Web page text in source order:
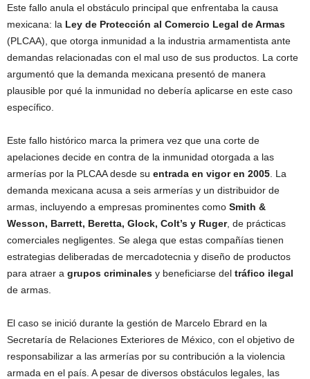
Este fallo anula el obstáculo principal que enfrentaba la causa
mexicana: la Ley de Protección al Comercio Legal de Armas
(PLCAA), que otorga inmunidad a la industria armamentista ante
demandas relacionadas con el mal uso de sus productos. La corte
argumentó que la demanda mexicana presentó de manera
plausible por qué la inmunidad no debería aplicarse en este caso
específico.
Este fallo histórico marca la primera vez que una corte de
apelaciones decide en contra de la inmunidad otorgada a las
armerías por la PLCAA desde su entrada en vigor en 2005 . La
demanda mexicana acusa a seis armerías y un distribuidor de
armas, incluyendo a empresas prominentes como Smith &
Wesson, Barrett, Beretta, Glock, Colt’s y Ruger, de prácticas
comerciales negligentes. Se alega que estas compañías tienen
estrategias deliberadas de mercadotecnia y diseño de productos
para atraer a grupos criminales y beneficiarse del tráfico ilegal
de armas.
El caso se inició durante la gestión de Marcelo Ebrard en la
Secretaría de Relaciones Exteriores de México, con el objetivo de
responsabilizar a las armerías por su contribución a la violencia
armada en el país. A pesar de diversos obstáculos legales, las